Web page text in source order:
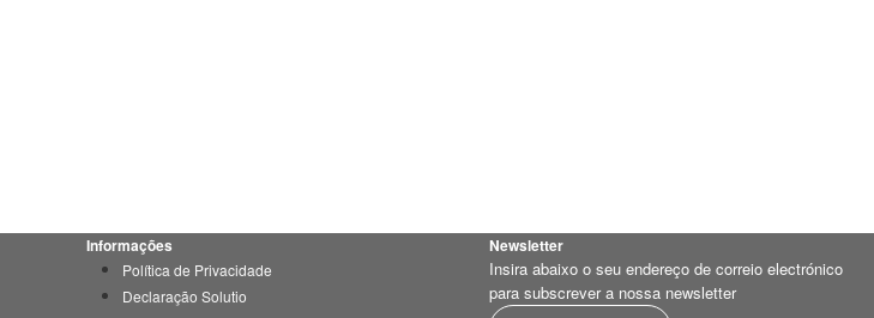
Informações
Política de Privacidade
Declaração Solutio
Newsletter
Insira abaixo o seu endereço de correio electrónico
para subscrever a nossa newsletter